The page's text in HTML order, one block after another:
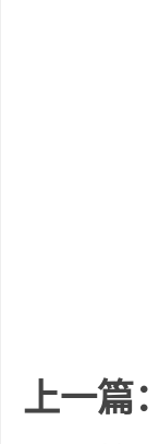
上一篇：